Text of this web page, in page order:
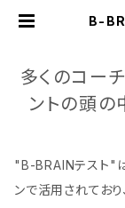
B-
多くのコー
ントの頭の
"B-BRAINテスト"
ンで活用されてお